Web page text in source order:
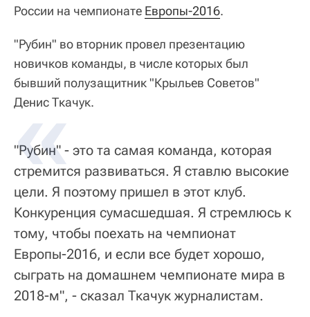
России на чемпионате Европы-2016.
"Рубин" во вторник провел презентацию
новичков команды, в числе которых был
бывший полузащитник "Крыльев Советов"
Денис Ткачук.
"Рубин" - это та самая команда, которая
стремится развиваться. Я ставлю высокие
цели. Я поэтому пришел в этот клуб.
Конкуренция сумасшедшая. Я стремлюсь к
тому, чтобы поехать на чемпионат
Европы-2016, и если все будет хорошо,
сыграть на домашнем чемпионате мира в
2018-м", - сказал Ткачук журналистам.